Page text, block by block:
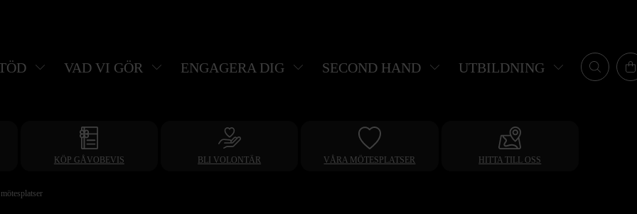
VAD VI GÖR ENGAGERA DIG SECOND HAND UTBILDNING
KÖP GÅVOBEVIS BLI VOLONTÄR VÅRA MÖTESPLATSER HITTA TILL OSS